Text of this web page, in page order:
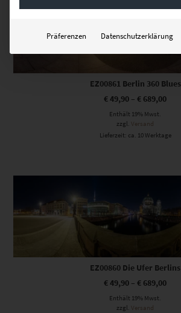
EZ00861 Berlin 360 Blues
€49,90 – € 689,00
Enthält 19% Mwst.
zzgl. Versand
Lieferzeit: ca. 10 Werktage
Dieses Produkt weist mehrere Varianten auf. Die Optionen können auf der Produktseite gewählt werden
EZ00860 Die Ufer Berlins
€49,90 – € 689,00
Enthält 19% Mwst.
zzgl.
Versand
Präferenzen Datenschutzerklärung